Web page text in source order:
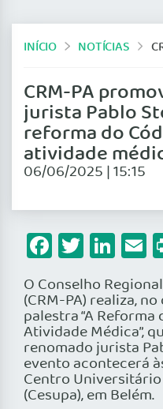
INÍCIO NOTÍCIAS CRM-
CRM-PA
jurista Pablo
reforma do
atividade
06/06/2025 | 15:15
Facebook
Twitter
O Conselho
(CRM-PA) realiza,
palestra “A
Atividade Médica”,
renomado jurista
evento acontecerá
Centro
(Cesupa), em Belém.